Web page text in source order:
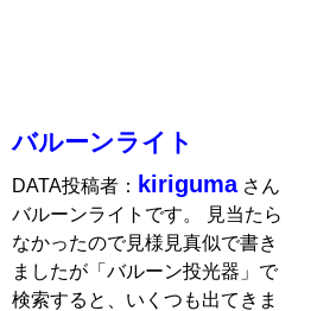
バルーンライト
DATA投稿者： kirigumaさん
バルーンライトです。 見当たら
なかったので見様見真似で書き
ましたが「バルーン投光器」で
検索すると、いくつも出てきま